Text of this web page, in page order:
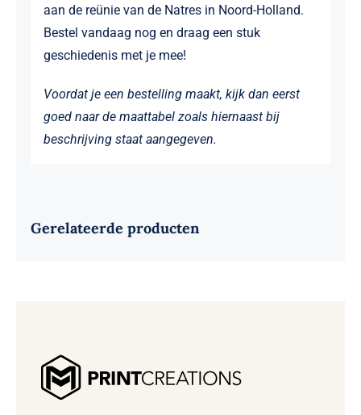
aan de reünie van de Natres in Noord-Holland.
Bestel vandaag nog en draag een stuk
geschiedenis met je mee!
Voordat je een bestelling maakt, kijk dan eerst
goed naar de maattabel zoals hiernaast bij
beschrijving staat aangegeven.
Gerelateerde producten